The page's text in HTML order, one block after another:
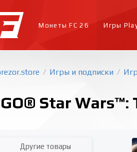
Монеты FC 26 Игры
/ Игры и подписки /
Star Wars™:
Другие товары